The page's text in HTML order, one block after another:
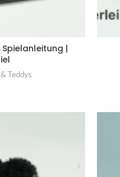
Spielanleitung |
Teddys